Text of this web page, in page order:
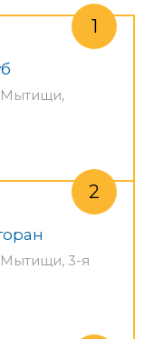
Мытищи,
Мытищи, 3-я